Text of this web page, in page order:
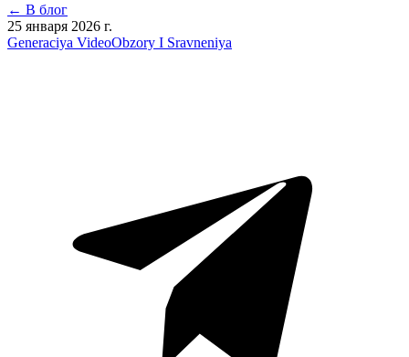
← В блог
25 января 2026 г.
Generaciya VideoObzory I Sravneniya